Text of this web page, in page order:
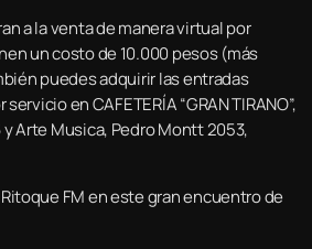
a la venta de manera virtual por
un costo de 10.000 pesos (más
puedes adquirir las entradas
en CAFETERÍA “GRAN TIRANO”,
Arte Musica, Pedro Montt 2053,
FM en este gran encuentro de